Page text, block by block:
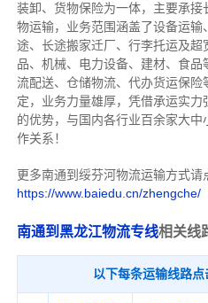
装卸、货物保险为一体，主要承
物运输，业务范围涵盖了设备运
途、长途搬家迁厂、行李托运及
品、机械、电力设备、建材、食
流配送、仓储物流、代办货运保
定，业务力量雄厚，凭借承运实力
的优势，与国内各行业百余家大
作关系！
更多南通到绥芬河物流运输方式
https://www.baiedu.cn/zhengche/
南通到黑龙江物流专线相关线
以下每条运输线路